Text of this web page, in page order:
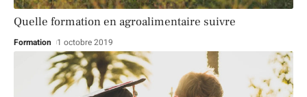
Quelle formation en agroalimentaire suivre
Formation 1 octobre 2019